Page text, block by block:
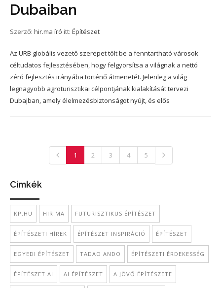
Dubaiban
Szerző: hir.ma író itt: Építészet
Az URB globális vezető szerepet tölt be a fenntartható városok
céltudatos fejlesztésében, hogy felgyorsítsa a világnak a nettó
zéró fejlesztés irányába történő átmenetét. Jelenleg a világ
legnagyobb agroturisztikai célpontjának kialakítását tervezi
Dubajban, amely élelmezésbiztonságot nyújt, és elős
1 2 3 4 5
Cimkék
KP.HU HIR.MA FUTURISZTIKUS ÉPÍTÉSZET
ÉPÍTÉSZETI HÍREK ÉPÍTÉSZET INSPIRÁCIÓ ÉPÍTÉSZET
EGYEDI ÉPÍTÉSZET TADAO ANDO ÉPÍTÉSZETI ÉRDEKESSÉG
ÉPÍTÉSZET AI AI ÉPÍTÉSZET A JÖVŐ ÉPÍTÉSZETE